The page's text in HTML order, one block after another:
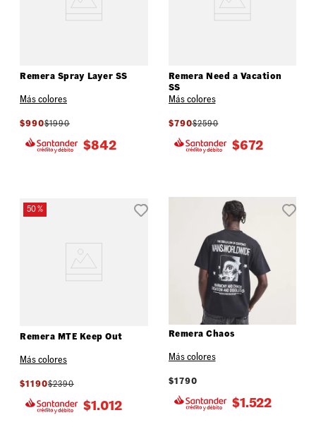
Remera Spray Layer SS
Más colores
$990$1990
$842
Remera Need a Vacation
SS
Más colores
$790$2590
$672
50 %
Remera MTE Keep Out
Más colores
$1190$2390
$1.012
Remera Chaos
Más colores
$1790
$1.522